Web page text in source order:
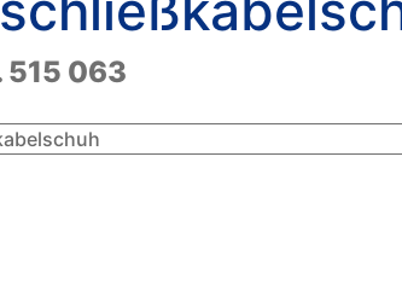
063